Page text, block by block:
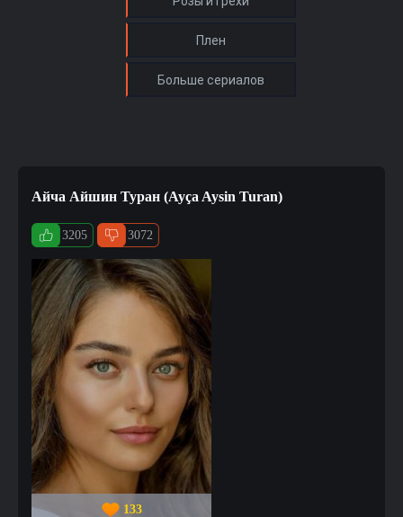
Айча Айшин Туран (Ayça Aysin Turan)
3205 3072
133